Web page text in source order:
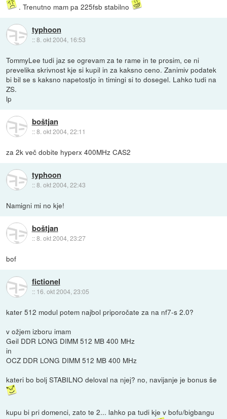
. Trenutno mam pa 225fsb stabilno
typhoon
::8. okt 2004, 16:53
TommyLee tudi jaz se ogrevam za te rame in te prosim, ce ni
prevelika skrivnost kje si kupil in za kaksno ceno. Zanimiv podatek
bi bil se s kaksno napetostjo in timingi si to dosegel. Lahko tudi na
ZS.
lp
boštjan
::8. okt 2004, 22:11
za 2k več dobite hyperx 400MHz CAS2
typhoon
::8. okt 2004, 22:43
Namigni mi no kje!
boštjan
::8. okt 2004, 23:27
bof
fictionel
:: 16. okt 2004, 23:05
kater 512 modul potem najbol priporočate za na nf7-s 2.0?
v ožjem izboru imam
Geil DDR LONG DIMM 512 MB 400 MHz
in
OCZ DDR LONG DIMM 512 MB 400 MHz
kateri bo bolj STABILNO deloval na njej? no, navijanje je bonus še
kupu bi pri domenci, zato te 2... lahko pa tudi kje v bofu/bigbangu